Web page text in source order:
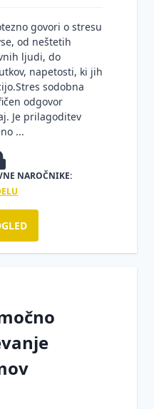
govori o stresu
od neštetih
ljudi, do
napetosti, ki jih
sodobna
odgovor
Je prilagoditev
...
NAROČNIKE: